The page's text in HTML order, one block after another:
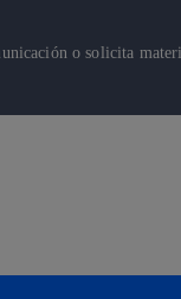
o solicita